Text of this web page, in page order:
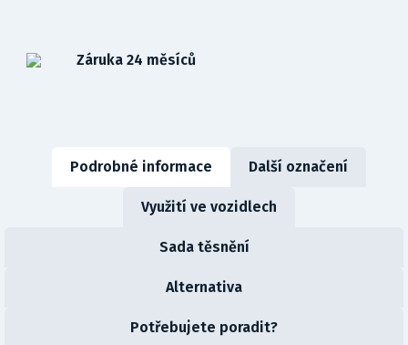
Záruka 24 měsíců
Podrobné informace Další označení
Využití ve vozidlech
Sada těsnění
Alternativa
Potřebujete poradit?